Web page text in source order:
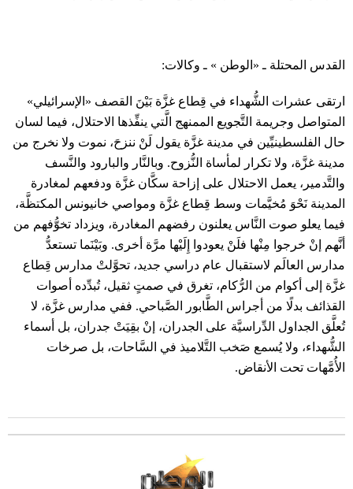
القدس المحتلة ـ «الوطن » ـ وكالات:
ارتقى عشرات الشُّهداء في قِطاع غزَّة بَيْنَ القصف «الإسرائيلي»
المتواصل وجريمة التَّجويع الممنهج الَّتي ينفِّذها الاحتلال، فيما لسان
حال الفلسطينيِّين في مدينة غزَّة يقول لَنْ ننزحَ، نموت ولا نخرج من
مدينة غزَّة، ولا تكرار لمأساة النُّزوح. وبالنَّار والبارود والنَّسف
والتَّدمير، يعمل الاحتلال على إزاحة سكَّان غزَّة ودفعهم لمغادرة
المدينة نَحْوَ مُخيَّمات وسط قِطاع غزَّة ومواصي خانيونس المكتظَّة،
فيما يعلو صوت النَّاس يعلنون رفضهم المغادرة، ويزداد تخوُّفهم من
أنَّهم إنْ خرجوا مِنْها فلَنْ يعودوا إِلَيْها مرَّة أخرى. وبَيْنَما تستعدُّ
مدارس العالَم لاستقبال عام دراسي جديد، تحوَّلتْ مدارس قِطاع
غزَّة إلى أكوام من الرُّكام، تغرق في صمتٍ ثقيل، تُبدِّده أصوات
القذائف بدلًا من أجراس الطَّابور الصَّباحي. ففي مدارس غزَّة، لا
تُعلَّق الجداول الدِّراسيَّة على الجدران، إنْ بقِيَتْ جدران، بل أسماء
الشُّهداء، ولا يُسمع صَخب التَّلاميذ في السَّاحات، بل صرخات
الأُمَّهات تحت الأنقاض.